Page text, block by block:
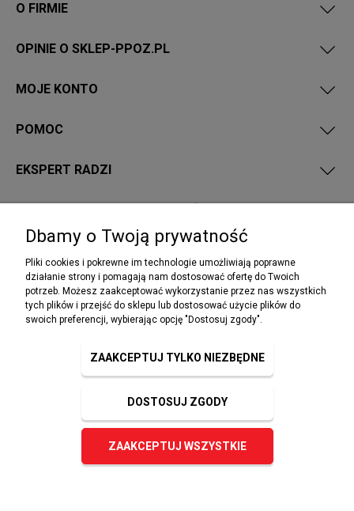
O FIRMIE
OPINIE O SKLEP-PPOZ.PL
MOJE KONTO
POMOC
EKSPERT RADZI
NEWSLETTER
Podaj swój adres e-mail, jeżeli chcesz otrzymywać
ZAPISZ SIĘ
Dbamy o Twoją prywatność
Pliki cookies i pokrewne im technologie umożliwiają poprawne
działanie strony i pomagają nam dostosować ofertę do Twoich
potrzeb. Możesz zaakceptować wykorzystanie przez nas wszystkich
tych plików i przejść do sklepu lub dostosować użycie plików do
swoich preferencji, wybierając opcję "Dostosuj zgody".
ZAAKCEPTUJ TYLKO NIEZBĘDNE
DOSTOSUJ ZGODY
ZAAKCEPTUJ WSZYSTKIE